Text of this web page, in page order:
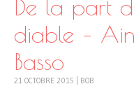
De la part
diable –
Basso
21 OCTOBRE 2015 BOB